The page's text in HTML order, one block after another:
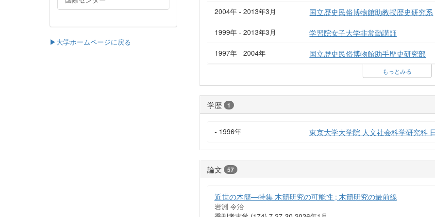
2004年 - 2013年3月 国立歴史民俗博物館助教授歴史研究系
1999年 - 2013年3月 学習院女子大学非常勤講師
1997年 - 2004年 国立歴史民俗博物館助手歴史研究部
もっとみる
学歴 1
- 1996年 東京大学大学院 人文社会科学研究科
論文 57
近世の木簡—特集 木簡研究の可能性 ; 木簡研究の最前線
岩淵 令治
▶大学ホームページに戻る